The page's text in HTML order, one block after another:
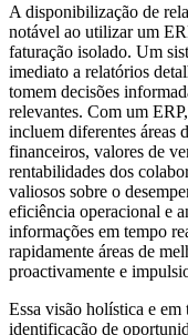
A disponibilização de
notável ao utilizar um
faturação isolado. Um
imediato a relatórios
tomem decisões
relevantes. Com um
incluem diferentes áreas
financeiros, valores de
rentabilidades dos
valiosos sobre o
eficiência operacional e
informações em tempo
rapidamente áreas de
proactivamente e
Essa visão holística e em
identificação de